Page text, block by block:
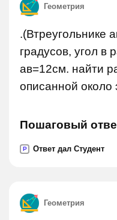
Геометрия
.(Втреугольнике
градусов, угол в
ав=12см. найти
описанной около
Пошаговый
P Ответ дал Студент
Геометрия